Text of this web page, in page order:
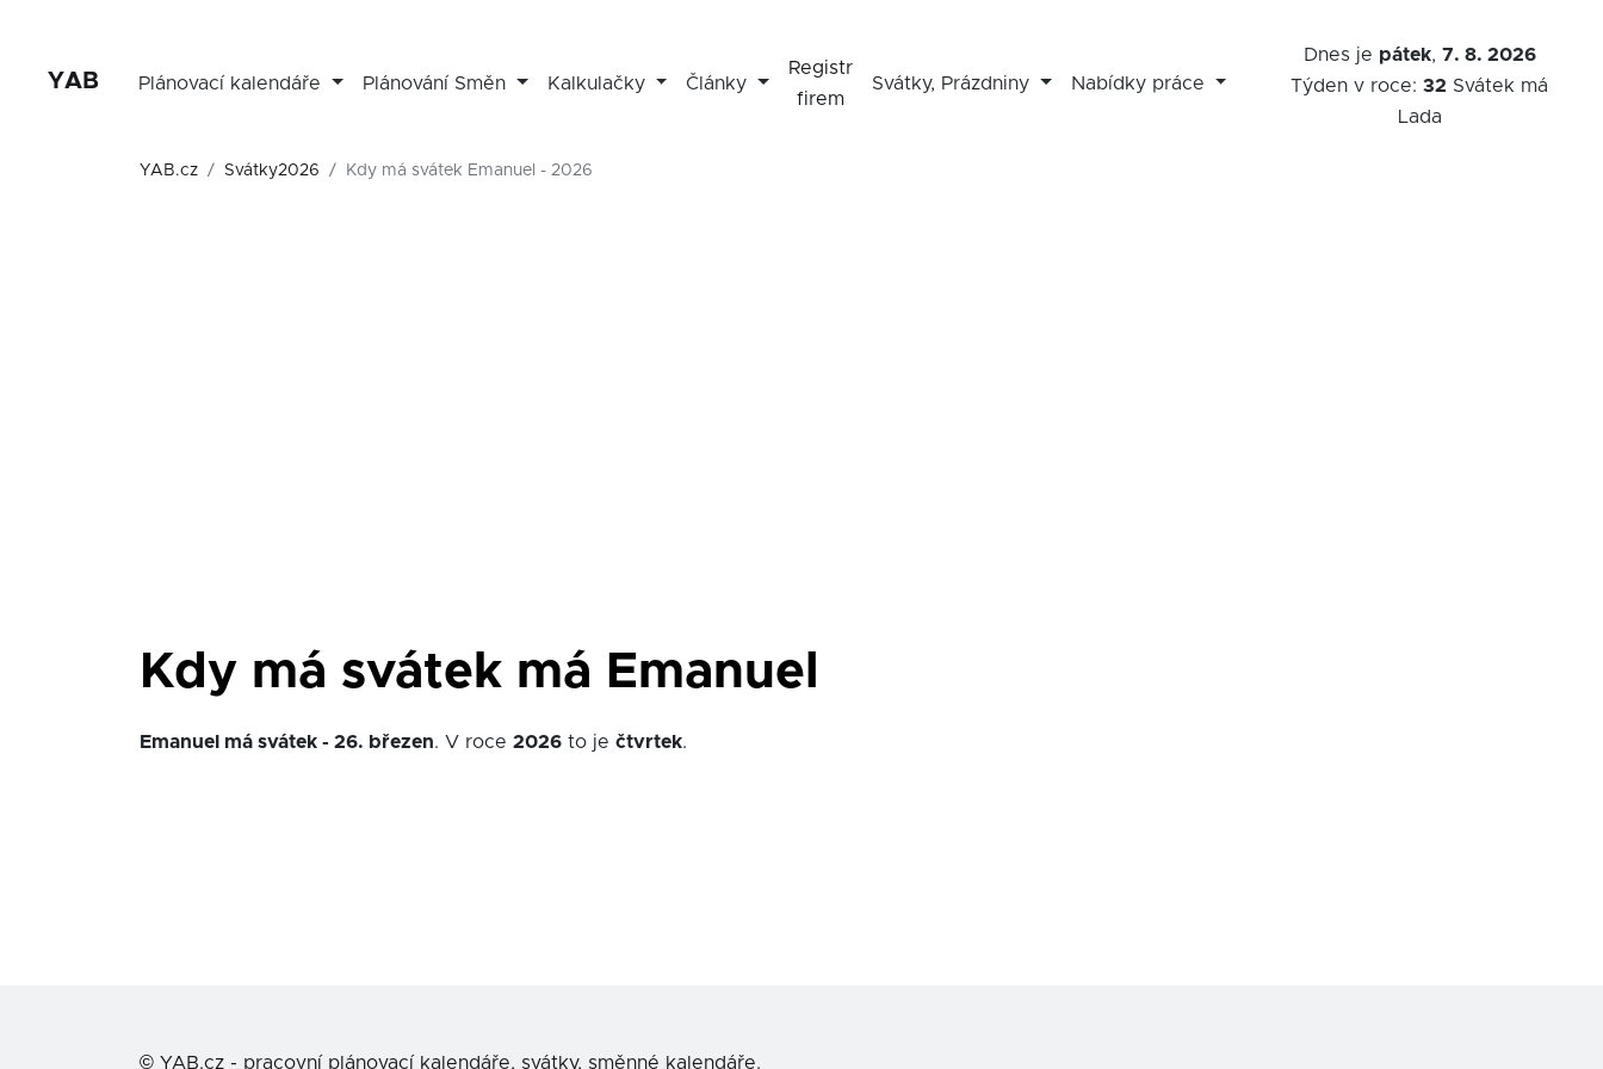
YAB Plánovací kalendáře Plánování Směn Kalkulačky Články
Registr
firem
Svátky, Prázdniny Nabídky práce
Dnes je pátek, 7. 8. 2026
Týden v roce:32 Svátek má
Lada
YAB.cz Svátky2026 Kdy má svátek Emanuel - 2026
Kdy má svátek má Emanuel
Emanuel má svátek - 26. březen. V roce 2026 to je čtvrtek.
© YAB.cz - pracovní plánovací kalendáře, svátky, směnné kalendáře.